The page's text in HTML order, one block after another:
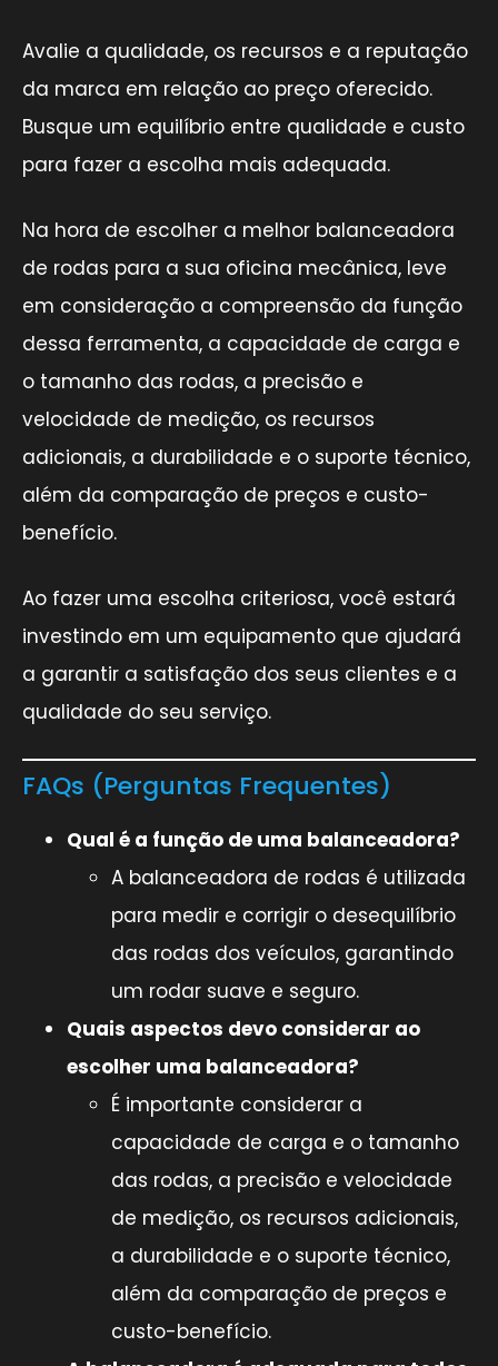
Avalie a qualidade, os recursos e a reputação
da marca em relação ao preço oferecido.
Busque um equilíbrio entre qualidade e custo
para fazer a escolha mais adequada.
Na hora de escolher a melhor balanceadora
de rodas para a sua oficina mecânica, leve
em consideração a compreensão da função
dessa ferramenta, a capacidade de carga e
o tamanho das rodas, a precisão e
velocidade de medição, os recursos
adicionais, a durabilidade e o suporte técnico,
além da comparação de preços e custo-
benefício.
Ao fazer uma escolha criteriosa, você estará
investindo em um equipamento que ajudará
a garantir a satisfação dos seus clientes e a
qualidade do seu serviço.
FAQs (Perguntas Frequentes)
Qual é a função de uma balanceadora?
A balanceadora de rodas é utilizada
para medir e corrigir o desequilíbrio
das rodas dos veículos, garantindo
um rodar suave e seguro.
Quais aspectos devo considerar ao
escolher uma balanceadora?
É importante considerar a
capacidade de carga e o tamanho
das rodas, a precisão e velocidade
de medição, os recursos adicionais,
a durabilidade e o suporte técnico,
além da comparação de preços e
custo-benefício.